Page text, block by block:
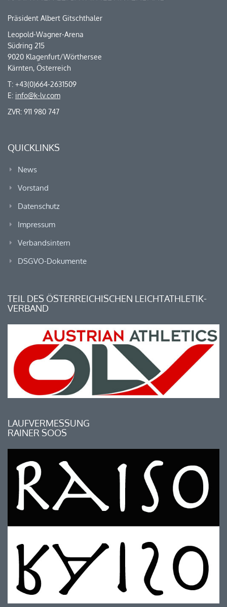
Präsident Albert Gitschthaler
Leopold-Wagner-Arena
Südring 215
9020 Klagenfurt/Wörthersee
Kärnten, Österreich
T: +43(0)664-2631509
E: info@k-lv.com
ZVR: 911 980 747
QUICKLINKS
News
Vorstand
Datenschutz
Impressum
Verbandsintern
DSGVO-Dokumente
TEIL DES ÖSTERREICHISCHEN LEICHTATHLETIK-
VERBAND
LAUFVERMESSUNG
RAINER SOOS